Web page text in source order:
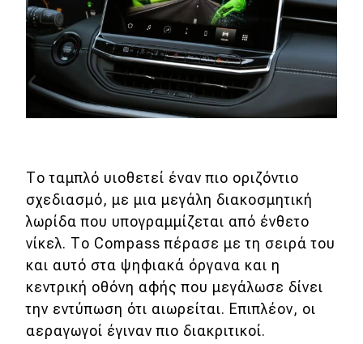
Νέα
Παρουσιάσεις
DRIVE Away
Μεταχειρισμένο
Οδηγός αγοράς
Συμβουλές
Χρηστικά
Το ταμπλό υιοθετεί έναν πιο οριζόντιο
σχεδιασμό, με μια μεγάλη διακοσμητική
λωρίδα που υπογραμμίζεται από ένθετο
νίκελ. Το Compass πέρασε με τη σειρά του
και αυτό στα ψηφιακά όργανα και η
κεντρική οθόνη αφής που μεγάλωσε δίνει
την εντύπωση ότι αιωρείται. Επιπλέον, οι
αεραγωγοί έγιναν πιο διακριτικοί.